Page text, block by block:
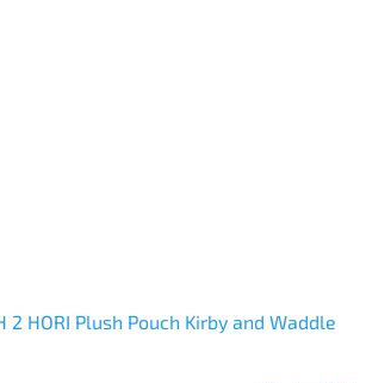
2 HORI Plush Pouch Kirby and Waddle